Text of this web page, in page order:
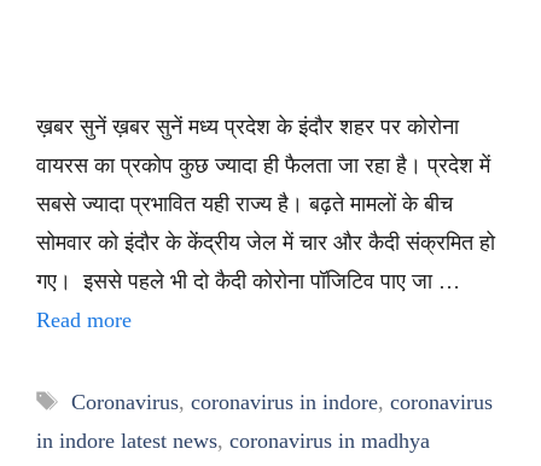
ख़बर सुनें ख़बर सुनें मध्य प्रदेश के इंदौर शहर पर कोरोना
वायरस का प्रकोप कुछ ज्यादा ही फैलता जा रहा है। प्रदेश में
सबसे ज्यादा प्रभावित यही राज्य है। बढ़ते मामलों के बीच
सोमवार को इंदौर के केंद्रीय जेल में चार और कैदी संक्रमित हो
गए। इससे पहले भी दो कैदी कोरोना पॉजिटिव पाए जा …
Read more
Tags
Coronavirus, coronavirus in indore, coronavirus
in indore latest news, coronavirus in madhya